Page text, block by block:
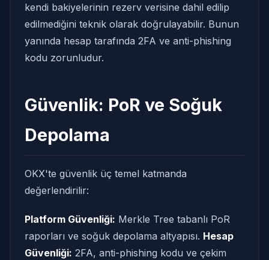
kendi bakiyelerinin rezerv verisine dahil edilip
edilmediğini teknik olarak doğrulayabilir. Bunun
yanında hesap tarafında 2FA ve anti-phishing
kodu zorunludur.
Güvenlik: PoR ve Soğuk
Depolama
OKX'te güvenlik üç temel katmanda
değerlendirilir:
Platform Güvenliği: Merkle Tree tabanlı PoR
raporları ve soğuk depolama altyapısı. Hesap
Güvenliği: 2FA, anti-phishing kodu ve çekim